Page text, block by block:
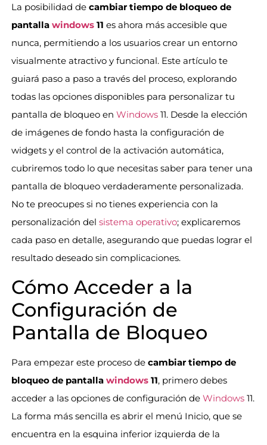
La posibilidad de cambiar tiempo de bloqueo de
pantalla windows11 es ahora más accesible que
nunca, permitiendo a los usuarios crear un entorno
visualmente atractivo y funcional. Este artículo te
guiará paso a paso a través del proceso, explorando
todas las opciones disponibles para personalizar tu
pantalla de bloqueo en Windows11. Desde la elección
de imágenes de fondo hasta la configuración de
widgets y el control de la activación automática,
cubriremos todo lo que necesitas saber para tener una
pantalla de bloqueo verdaderamente personalizada.
No te preocupes si no tienes experiencia con la
personalización del sistema operativo; explicaremos
cada paso en detalle, asegurando que puedas lograr el
resultado deseado sin complicaciones.
Cómo Acceder a la
Configuración de
Pantalla de Bloqueo
Para empezar este proceso de cambiar tiempo de
bloqueo de pantalla windows11, primero debes
acceder a las opciones de configuración de Windows11.
La forma más sencilla es abrir el menú Inicio, que se
encuentra en la esquina inferior izquierda de la